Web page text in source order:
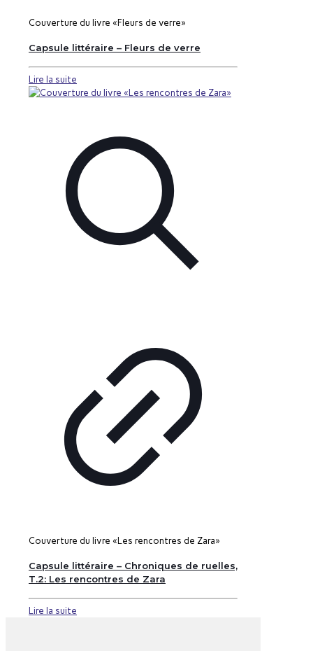
Couverture du livre «Fleurs de verre»
Capsule littéraire – Fleurs de verre
Lire la suite
Couverture du livre «Les rencontres de Zara»
Capsule littéraire – Chroniques de ruelles,
T.2: Les rencontres de Zara
Lire la suite